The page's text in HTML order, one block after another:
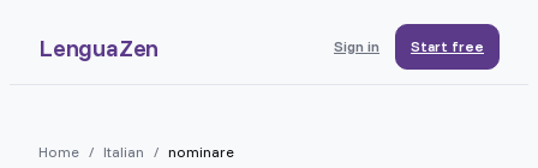
LenguaZen Sign in Start free
Home / Italian / nominare